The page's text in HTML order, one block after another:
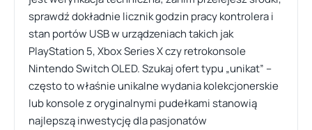
sprawdź dokładnie licznik godzin pracy kontrolera i
stan portów USB w urządzeniach takich jak
PlayStation 5, Xbox Series X czy retrokonsole
Nintendo Switch OLED. Szukaj ofert typu „unikat” –
często to właśnie unikalne wydania kolekcjonerskie
lub konsole z oryginalnymi pudełkami stanowią
najlepszą inwestycję dla pasjonatów